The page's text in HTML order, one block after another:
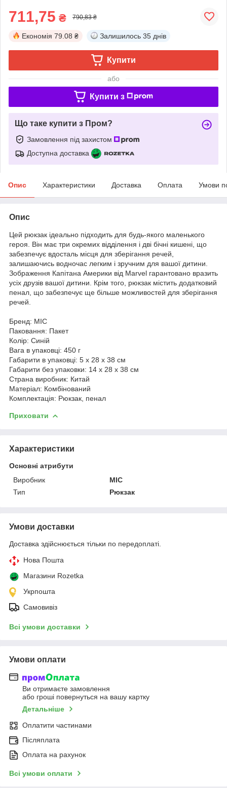
711,75 ₴ 790,83 ₴
Економія 79.08 ₴ Залишилось 35 днів
Купити
або
Купити з
Що таке купити з Пром?
Замовлення під захистом
Доступна доставка
Опис Характеристики Доставка Оплата Умови
Опис
Цей рюкзак ідеально підходить для будь-якого маленького
героя. Він має три окремих відділення і дві бічні кишені, що
забезпечує вдосталь місця для зберігання речей,
залишаючись водночас легким і зручним для вашої дитини.
Зображення Капітана Америки від Marvel гарантовано вразить
усіх друзів вашої дитини. Крім того, рюкзак містить додатковий
пенал, що забезпечує ще більше можливостей для зберігання
речей.
Бренд: MIC
Паковання: Пакет
Колір: Синій
Вага в упаковці: 450 г
Габарити в упаковці: 5 x 28 x 38 см
Габарити без упаковки: 14 x 28 x 38 см
Страна виробник: Китай
Матеріал: Комбінований
Комплектація: Рюкзак, пенал
Приховати
Характеристики
Основні атрибути
Виробник
MIC
Тип
Рюкзак
Умови доставки
Доставка здійснюється тільки по передоплаті.
Нова Пошта
Магазини Rozetka
Укрпошта
Самовивіз
Всі умови доставки
Умови оплати
Ви отримаєте замовлення
або гроші повернуться на вашу картку
Детальніше
Оплатити частинами
Післяплата
Оплата на рахунок
Всі умови оплати